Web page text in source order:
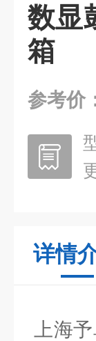
数显
箱
参考价
详情
上海